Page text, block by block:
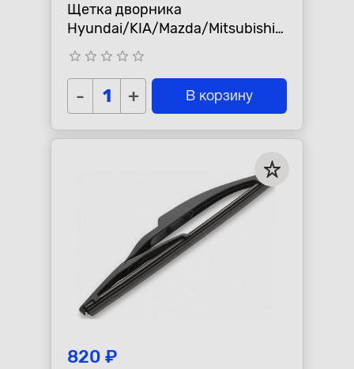
Щетка дворника
Hyundai/KIA/Mazda/Mitsubishi/
Toyota "Lynx" задняя
star_border star_border star_border star_border star_border
- + В корзину
820 ₽